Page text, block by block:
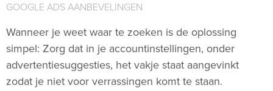
GOOGLE ADS AANBEVELINGEN
Wanneer je weet waar te zoeken is de oplossing
simpel: Zorg dat in je accountinstellingen, onder
advertentiesuggesties, het vakje staat aangevinkt
zodat je niet voor verrassingen komt te staan.